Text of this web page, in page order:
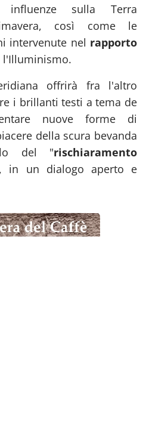
sulla Terra
così come le
intervenute nel rapporto
l'Illuminismo.
offrirà fra l'altro
i brillanti testi a tema de
nuove forme di
della scura bevanda
del "rischiaramento
in un dialogo aperto e